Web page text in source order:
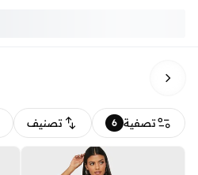
تصفية 6 تصنيف